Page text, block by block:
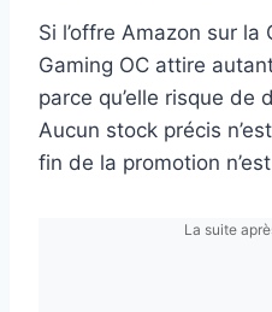
Si l’offre Amazon sur
Gaming OC attire
parce qu’elle risque de
Aucun stock précis
fin de la promotion
La suite